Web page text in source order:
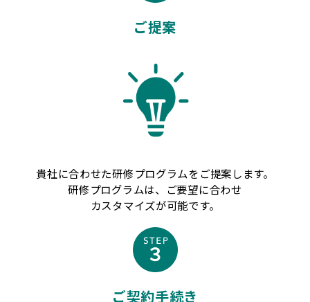
ご提案
貴社に合わせた研修プログラムをご提案します。
研修プログラムは、ご要望に合わせ
カスタマイズが可能です。
ご契約手続き